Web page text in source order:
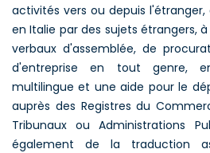
activités vers ou depuis
en Italie par des sujets étrangers,
verbaux d'assemblée, de
d'entreprise en tout genre,
multilingue et une aide pour le
auprès des Registres du
Tribunaux ou Administrations
également de la traduction